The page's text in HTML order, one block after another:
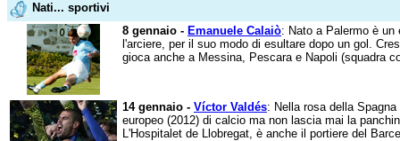
Nati... sportivi
8 gennaio - Emanuele Calaiò: Nato a Palermo è un
l'arciere, per il suo modo di esultare dopo un gol.
gioca anche a Messina, Pescara e Napoli (squadra
14 gennaio - Víctor Valdés: Nella rosa della
europeo (2012) di calcio ma non lascia mai la
L'Hospitalet de Llobregat, è anche il portiere del